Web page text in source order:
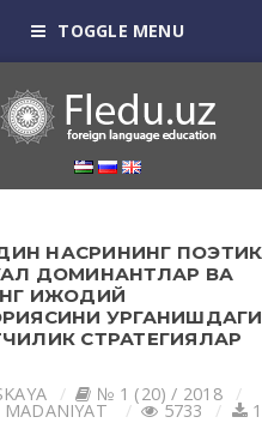
TOGGLE MENU
НАСРИНИНГ
ДОМИНАНТЛАР ВА
ИЖОДИЙ
УРГАНИШДАГИ
СТРАТЕГИЯЛАР
№ 1 (20) / 2018
5733